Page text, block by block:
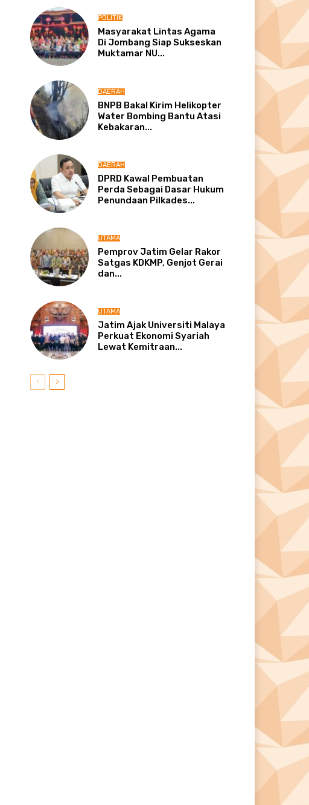
POLITIK
Masyarakat Lintas Agama
Di Jombang Siap Sukseskan
Muktamar NU...
DAERAH
BNPB Bakal Kirim Helikopter
Water Bombing Bantu Atasi
Kebakaran...
DAERAH
DPRD Kawal Pembuatan
Perda Sebagai Dasar Hukum
Penundaan Pilkades...
UTAMA
Pemprov Jatim Gelar Rakor
Satgas KDKMP, Genjot Gerai
dan...
UTAMA
Jatim Ajak Universiti Malaya
Perkuat Ekonomi Syariah
Lewat Kemitraan...